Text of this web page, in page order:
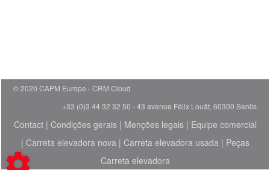
© 2020 CAPM Europe
CRM Cloud
+33 (0)3 44 32 32 50 - 43 avenue Félix Louât, 60300 Senlis
Contact| Condições gerais| Menções legais| Equipe comercial
| Carreta elevadora nova| Carreta elevadora usada| Peças
Carreta elevadora